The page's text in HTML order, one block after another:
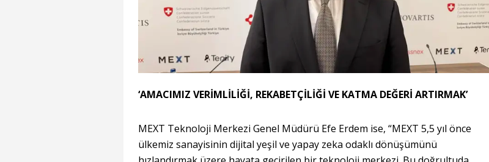
‘AMACIMIZ VERİMLİLİĞİ, REKABETÇİLİĞİ VE KATMA DEĞERİ ARTIRMAK’
MEXT Teknoloji Merkezi Genel Müdürü Efe Erdem ise, “MEXT 5,5 yıl önce
ülkemiz sanayisinin dijital yeşil ve yapay zeka odaklı dönüşümünü